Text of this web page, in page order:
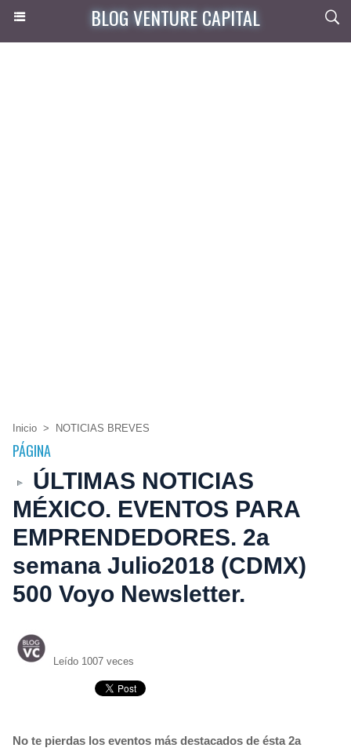
BLOG VENTURE CAPITAL
Inicio > NOTICIAS BREVES
PÁGINA
ÚLTIMAS NOTICIAS
MÉXICO. EVENTOS PARA
EMPRENDEDORES. 2a
semana Julio2018 (CDMX)
500 Voyo Newsletter.
Leído 1007 veces
No te pierdas los eventos más destacados de ésta 2a